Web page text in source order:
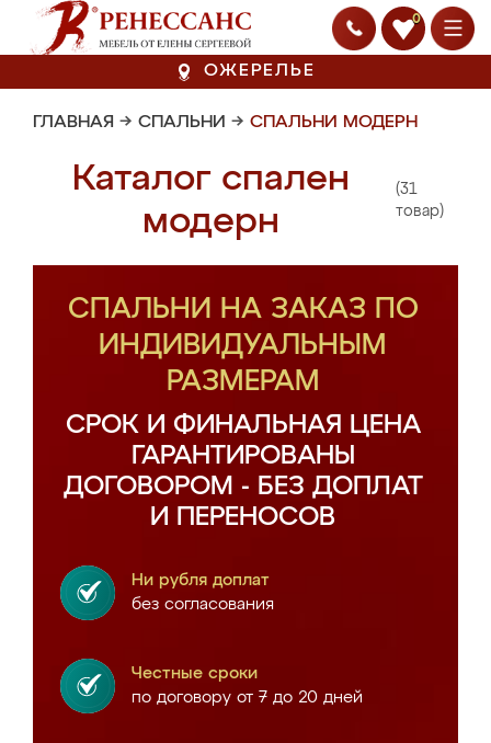
0
ОЖЕРЕЛЬЕ
ГЛАВНАЯ → СПАЛЬНИ → СПАЛЬНИ МОДЕРН
Каталог спален
модерн
(31
товар)
СПАЛЬНИ НА ЗАКАЗ ПО
ИНДИВИДУАЛЬНЫМ
РАЗМЕРАМ
СРОК И ФИНАЛЬНАЯ ЦЕНА
ГАРАНТИРОВАНЫ
ДОГОВОРОМ - БЕЗ ДОПЛАТ
И ПЕРЕНОСОВ
Ни рубля доплат
без согласования
Честные сроки
по договору от 7 до 20 дней